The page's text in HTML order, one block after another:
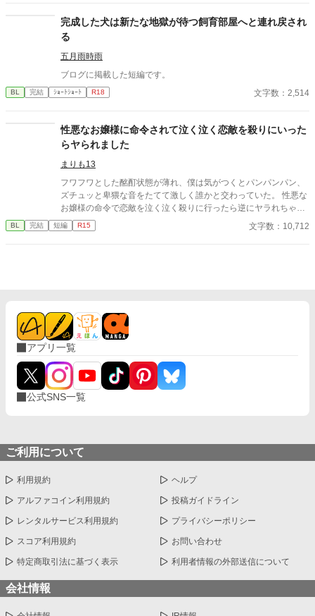
たと知る。 「戻ってきてくれ」 今さら必死に追いかけてくる玲
司。 だが湊の隣には、自分を支え続けてくれた医師のα・神崎伊
織がいた。 「あなたは俺を捨てたでしょう」 後悔に苦しむα、執
着する第二のα、そして希少Ωを巡る陰謀。 もう二度と傷つきた
くないΩが最後に選ぶ相手とは――。 捨てた側の後悔と執着が加
速する、すれ違いオメガバースBL。
完成した犬は新たな地獄が待つ飼育部屋へと連れ戻され
る
五月雨時雨
ブログに掲載した短編です。
BL 完結 ｼｮｰﾄｼｮｰﾄ R18 文字数：2,514
性悪なお嬢様に命令されて泣く泣く恋敵を殺りにいった
らヤられました
まりも13
フワフワとした酩酊状態が薄れ、僕は気がつくとパンパンパン、
ズチュッと卑猥な音をたてて激しく誰かと交わっていた。 性悪な
お嬢様の命令で恋敵を泣く泣く殺りに行ったら逆にヤラれちゃっ
た、ちょっとアホな子の話です。 （ムーンライトノベルにも掲載
しています）
BL 完結 短編 R15 文字数：10,712
アプリ一覧
公式SNS一覧
ご利用について
利用規約 ヘルプ
アルファコイン利用規約 投稿ガイドライン
レンタルサービス利用規約 プライバシーポリシー
スコア利用規約 お問い合わせ
特定商取引法に基づく表示 利用者情報の外部送信について
会社情報